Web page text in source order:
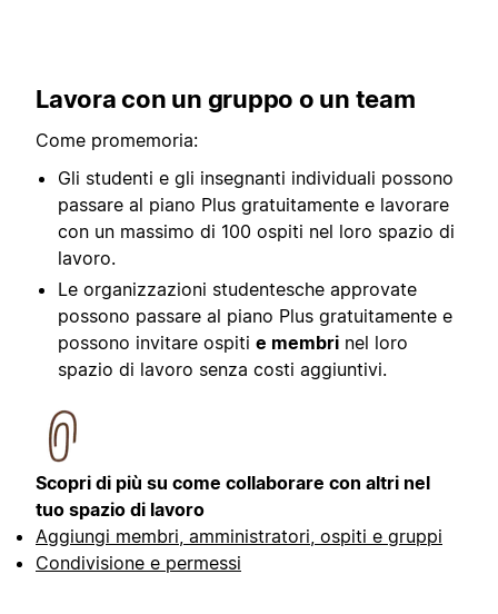
Lavora con un gruppo o un team
Come promemoria:
Gli studenti e gli insegnanti individuali possono
passare al piano Plus gratuitamente e lavorare
con un massimo di 100 ospiti nel loro spazio di
lavoro.
Le organizzazioni studentesche approvate
possono passare al piano Plus gratuitamente e
possono invitare ospiti e membri nel loro
spazio di lavoro senza costi aggiuntivi.
Scopri di più su come collaborare con altri nel
tuo spazio di lavoro
Aggiungi membri, amministratori, ospiti e gruppi
Condivisione e permessi